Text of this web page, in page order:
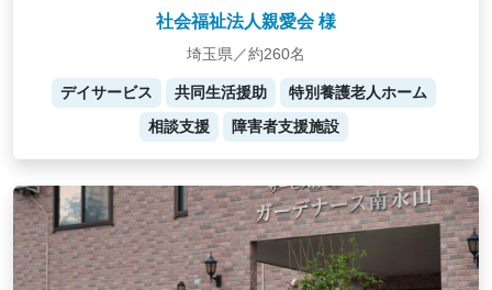
社会福祉法人親愛会 様
埼玉県／約260名
デイサービス 共同生活援助
特別養護老人ホーム
相談支援
障害者支援施設